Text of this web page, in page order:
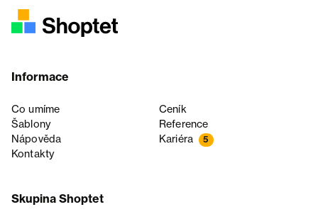
Informace
Co umíme
Ceník
Šablony
Reference
Nápověda
Kariéra 5
Kontakty
Skupina Shoptet